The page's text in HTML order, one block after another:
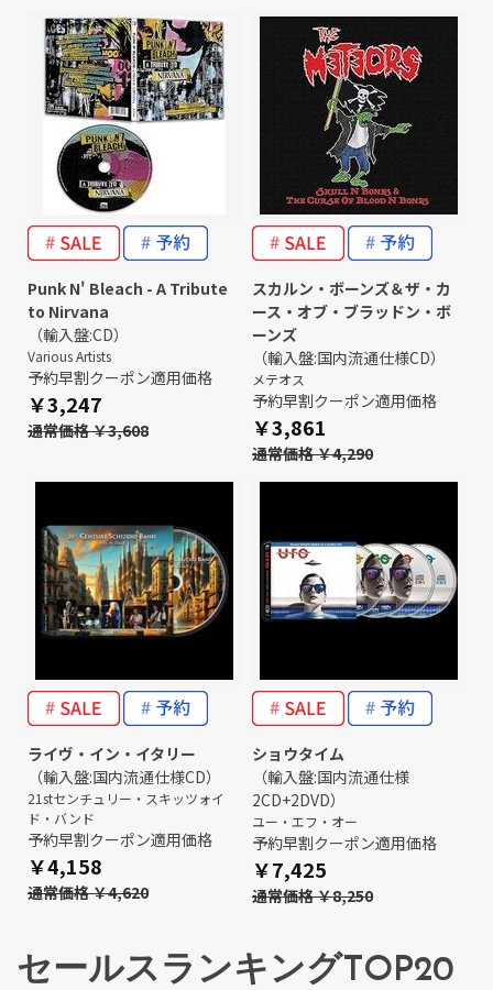
Punk N' Bleach - A Tribute
to Nirvana
（輸入盤:CD）
Various Artists
予約早割クーポン適用価格
￥3,247
通常価格 ￥3,608
スカルン・ボーンズ＆ザ・カ
ース・オブ・ブラッドン・ボ
ーンズ
（輸入盤:国内流通仕様CD）
メテオス
予約早割クーポン適用価格
￥3,861
通常価格 ￥4,290
ライヴ・イン・イタリー
（輸入盤:国内流通仕様CD）
21stセンチュリー・スキッツォイ
ド・バンド
予約早割クーポン適用価格
￥4,158
通常価格 ￥4,620
ショウタイム
（輸入盤:国内流通仕様
2CD+2DVD）
ユー・エフ・オー
予約早割クーポン適用価格
￥7,425
通常価格 ￥8,250
セールスランキングTOP20